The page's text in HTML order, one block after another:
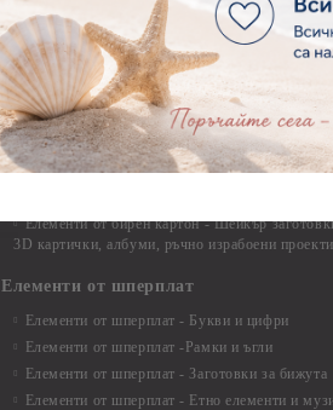
Елементи от бирен картон - Цветя и Животни
Елементи от бирен картон - Стиймпънк и
Елементи от бирен картон - Пътешестия -
Елементи от бирен картон - Други
Елементи от бирен картон - За миниатюри,
съкровища и екслоадиращи кутии
Елементи от бирен картон - Коледа и Зима
Елементи от бирен картон - Шейкър
3D картички, албуми, ръчно израбоени проекти
Елементи от шперплат
Елементи от шперплат - Букви и цифри
Елементи от шперплат -Рамки и ъгли
Елементи от шперплат - Заготовки за бижута
Елементи от шперплат - Етно елементи и